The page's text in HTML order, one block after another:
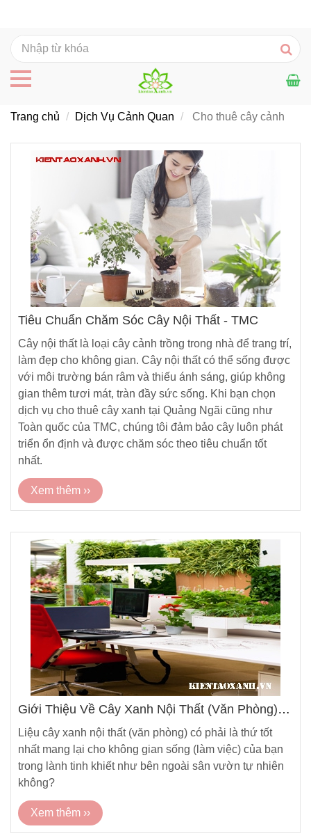
Trang chủ Dịch Vụ Cảnh Quan Cho thuê cây cảnh
Tiêu Chuẩn Chăm Sóc Cây Nội Thất - TMC
Cây nội thất là loại cây cảnh trồng trong nhà để trang trí,
làm đẹp cho không gian. Cây nội thất có thể sống được
với môi trường bán râm và thiếu ánh sáng, giúp không
gian thêm tươi mát, tràn đầy sức sống. Khi bạn chọn
dịch vụ cho thuê cây xanh tại Quảng Ngãi cũng như
Toàn quốc của TMC, chúng tôi đảm bảo cây luôn phát
triển ổn định và được chăm sóc theo tiêu chuẩn tốt
nhất.
Xem thêm ››
Giới Thiệu Về Cây Xanh Nội Thất (Văn Phòng)
Liệu cây xanh nội thất (văn phòng) có phải là thứ tốt
nhất mang lại cho không gian sống (làm việc) của bạn
trong lành tinh khiết như bên ngoài sân vườn tự nhiên
không?
Xem thêm ››